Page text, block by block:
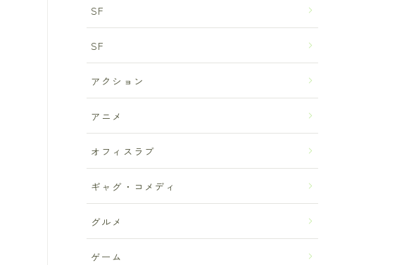
SF
SF
アクション
アニメ
オフィスラブ
ギャグ・コメディ
グルメ
ゲーム